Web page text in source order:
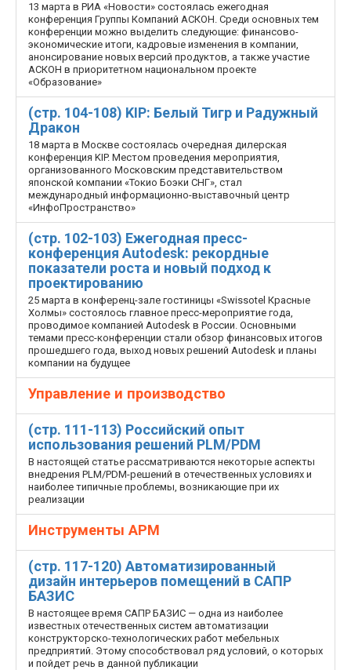
13 марта в РИА «Новости» состоялась ежегодная
конференция Группы Компаний АСКОН. Среди основных тем
конференции можно выделить следующие: финансово-
экономические итоги, кадровые изменения в компании,
анонсирование новых версий продуктов, а также участие
АСКОН в приоритетном национальном проекте
«Образование»
(стр. 104-108) KIP: Белый Тигр и Радужный
Дракон
18 марта в Москве состоялась очередная дилерская
конференция KIP. Местом проведения мероприятия,
организованного Московским представительством
японской компании «Токио Боэки СНГ», стал
международный информационно-выставочный центр
«ИнфоПространство»
(стр. 102-103) Ежегодная пресс-
конференция Autodesk: рекордные
показатели роста и новый подход к
проектированию
25 марта в конференц-зале гостиницы «Swissotel Красные
Холмы» состоялось главное пресс-мероприятие года,
проводимое компанией Autodesk в России. Основными
темами пресс-конференции стали обзор финансовых итогов
прошедшего года, выход новых решений Autodesk и планы
компании на будущее
Управление и производство
(стр. 111-113) Российский опыт
использования решений PLM/PDM
В настоящей статье рассматриваются некоторые аспекты
внедрения PLM/PDM-решений в отечественных условиях и
наиболее типичные проблемы, возникающие при их
реализации
Инструменты АРМ
(стр. 117-120) Автоматизированный
дизайн интерьеров помещений в САПР
БАЗИС
В настоящее время САПР БАЗИС — одна из наиболее
известных отечественных систем автоматизации
конструкторско-технологических работ мебельных
предприятий. Этому способствовал ряд условий, о которых
и пойдет речь в данной публикации